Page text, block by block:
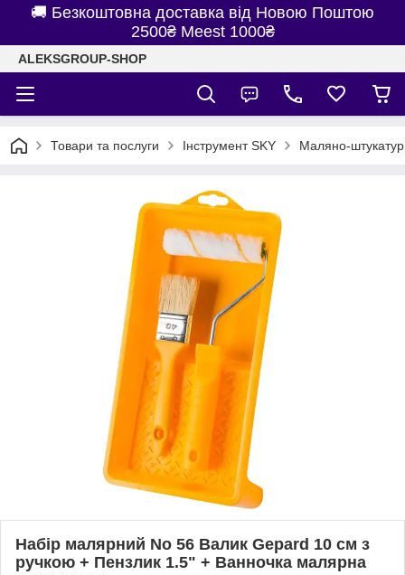
🚚 Безкоштовна доставка від Новою Поштою
2500₴ Meest 1000₴
ALEKSGROUP-SHOP
Товари та послуги Інструмент SKY Маляно-
Набір малярний No 56 Валик Gepard 10 см з
ручкою + Пензлик 1.5" + Ванночка малярна